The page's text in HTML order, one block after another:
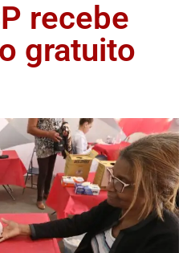
recebe
gratuito